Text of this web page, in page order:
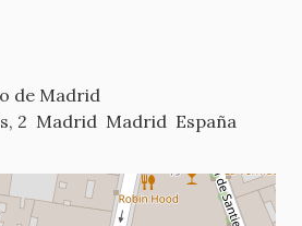
de Madrid
2 Madrid Madrid España